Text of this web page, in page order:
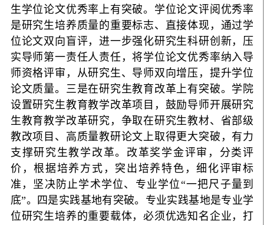
生学位论文优秀率上有突破。学位论文评阅优秀率
是研究生培养质量的重要标志、直接体现，通过学
位论文双向盲评，进一步强化研究生科研创新，压
实导师第一责任人责任，将学位论文优秀率纳入导
师资格评审，从研究生、导师双向增压，提升学位
论文质量。三是在研究生教育改革上有突破。学院
设置研究生教育教学改革项目，鼓励导师开展研究
生教育教学改革研究，争取在研究生教材、省部级
教改项目、高质量教研论文上取得更大突破，有力
支撑研究生教学改革。改革奖学金评审，分类评
价，根据培养方式，突出培养特色，细化评审标
准，坚决防止学术学位、专业学位“一把尺子量到
底”。四是实践基地有突破。专业实践基地是专业学
位研究生培养的重要载体，必须优选知名企业，打